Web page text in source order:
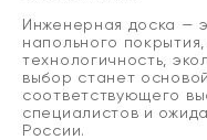
Инженерная доска —
напольного
технологичность,
выбор станет
соответствующего
специалистов и
России.